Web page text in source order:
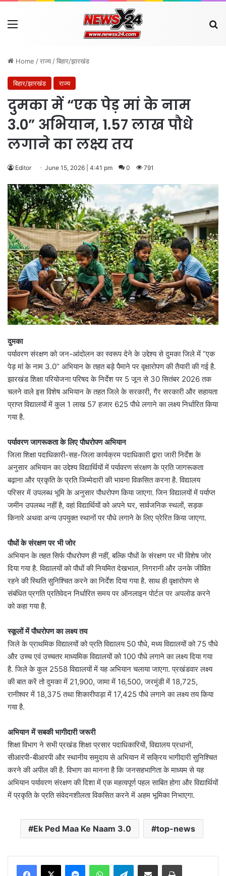
Menu
Home /राज्य /बिहार/झारखंड
बिहार/झारखंड राज्य
दुमका में “एक पेड़ मां के नाम
3.0” अभियान, 1.57 लाख पौधे
लगाने का लक्ष्य तय
Editor June 15, 2026 | 4:41 pm 0 791
दुमका
पर्यावरण संरक्षण को जन-आंदोलन का स्वरूप देने के उद्देश्य से दुमका जिले में “एक
पेड़ मां के नाम 3.0” अभियान के तहत बड़े पैमाने पर वृक्षारोपण की तैयारी की गई है.
झारखंड शिक्षा परियोजना परिषद के निर्देश पर 5 जून से 30 सितंबर 2026 तक
चलने वाले इस विशेष अभियान के तहत जिले के सरकारी, गैर सरकारी और सहायता
प्राप्त विद्यालयों में कुल 1 लाख 57 हजार 625 पौधे लगाने का लक्ष्य निर्धारित किया
गया है.
पर्यावरण जागरूकता के लिए पौधरोपण अभियान
जिला शिक्षा पदाधिकारी-सह-जिला कार्यक्रम पदाधिकारी द्वारा जारी निर्देश के
अनुसार अभियान का उद्देश्य विद्यार्थियों में पर्यावरण संरक्षण के प्रति जागरूकता
बढ़ाना और प्रकृति के प्रति जिम्मेदारी की भावना विकसित करना है. विद्यालय
परिसर में उपलब्ध भूमि के अनुसार पौधरोपण किया जाएगा. जिन विद्यालयों में पर्याप्त
जमीन उपलब्ध नहीं है, वहां विद्यार्थियों को अपने घर, सार्वजनिक स्थलों, सड़क
किनारे अथवा अन्य उपयुक्त स्थानों पर पौधे लगाने के लिए प्रेरित किया जाएगा.
पौधों के संरक्षण पर भी जोर
अभियान के तहत सिर्फ पौधरोपण ही नहीं, बल्कि पौधों के संरक्षण पर भी विशेष जोर
दिया गया है. विद्यालयों को पौधों की नियमित देखभाल, निगरानी और उनके जीवित
रहने की स्थिति सुनिश्चित करने का निर्देश दिया गया है. साथ ही वृक्षारोपण से
संबंधित प्रगति प्रतिवेदन निर्धारित समय पर ऑनलाइन पोर्टल पर अपलोड करने
को कहा गया है.
स्कूलों में पौधरोपण का लक्ष्य तय
जिले के प्राथमिक विद्यालयों को प्रति विद्यालय 50 पौधे, मध्य विद्यालयों को 75 पौधे
और उच्च एवं उच्चतर माध्यमिक विद्यालयों को 100 पौधे लगाने का लक्ष्य दिया गया
है. जिले के कुल 2558 विद्यालयों में यह अभियान चलाया जाएगा. प्रखंडवार लक्ष्य
की बात करें तो दुमका में 21,900, जामा में 16,500, जरमुंडी में 18,725,
रानीश्वर में 18,375 तथा शिकारीपाड़ा में 17,425 पौधे लगाने का लक्ष्य तय किया
गया है.
अभियान में सबकी भागीदारी जरूरी
शिक्षा विभाग ने सभी प्रखंड शिक्षा प्रसार पदाधिकारियों, विद्यालय प्रधानों,
सीआरपी-बीआरपी और स्थानीय समुदाय से अभियान में सक्रिय भागीदारी सुनिश्चित
करने की अपील की है. विभाग का मानना है कि जनसहभागिता के माध्यम से यह
अभियान पर्यावरण संरक्षण की दिशा में एक महत्वपूर्ण पहल साबित होगा और विद्यार्थियों
में प्रकृति के प्रति संवेदनशीलता विकसित करने में अहम भूमिका निभाएगा.
Ek Ped Maa Ke Naam 3.0 top-news
MessengerWhatsAppTelegramShare via Email Print